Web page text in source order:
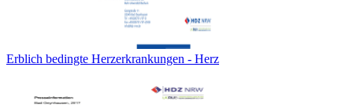
Erblich bedingte Herzerkrankungen - Herz